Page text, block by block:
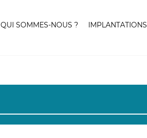
QUI SOMMES-NOUS ? IMPLANTATIONS